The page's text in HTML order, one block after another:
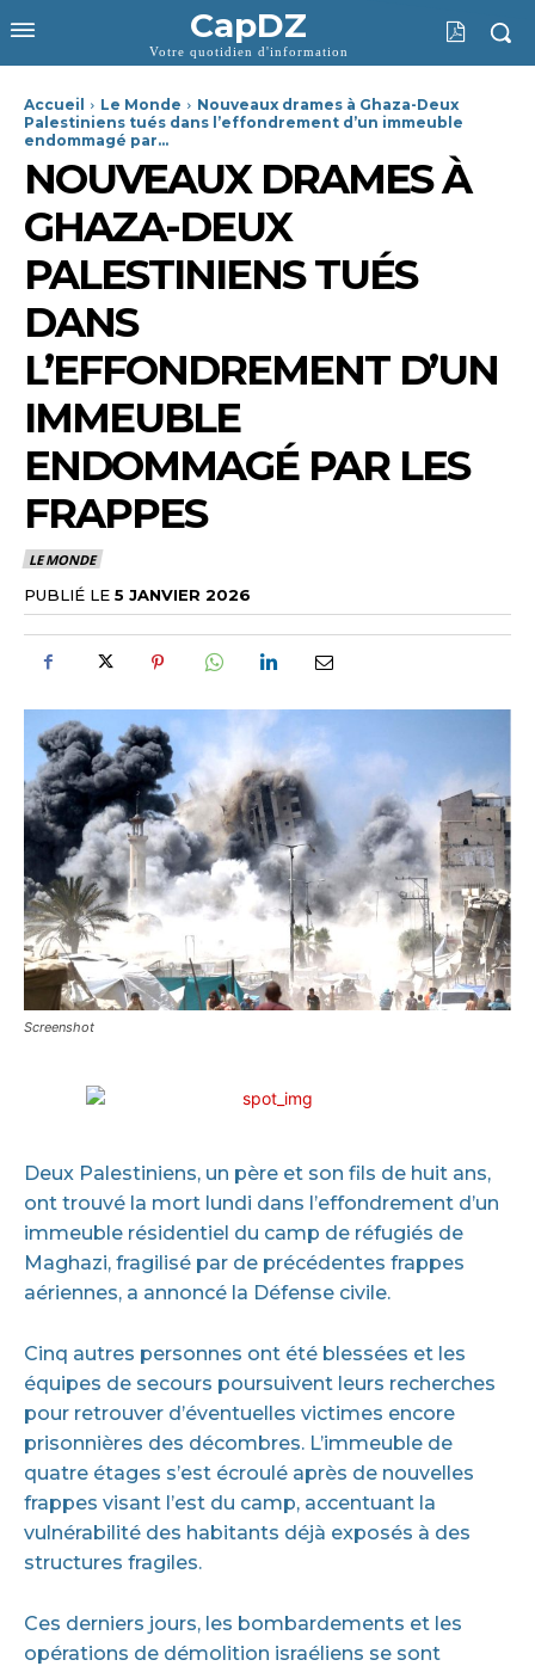
CapDZ
Votre quotidien d'information
Accueil Le Monde
Nouveaux drames à Ghaza-Deux
Palestiniens tués dans l’effondrement d’un immeuble
endommagé par...
NOUVEAUX DRAMES À
GHAZA-DEUX
PALESTINIENS TUÉS
DANS
L’EFFONDREMENT D’UN
IMMEUBLE
ENDOMMAGÉ PAR LES
FRAPPES
LE MONDE
PUBLIÉ LE 5 JANVIER 2026
Screenshot
Deux Palestiniens, un père et son fils de huit ans,
ont trouvé la mort lundi dans l’effondrement d’un
immeuble résidentiel du camp de réfugiés de
Maghazi, fragilisé par de précédentes frappes
aériennes, a annoncé la Défense civile.
Cinq autres personnes ont été blessées et les
équipes de secours poursuivent leurs recherches
pour retrouver d’éventuelles victimes encore
prisonnières des décombres. L’immeuble de
quatre étages s’est écroulé après de nouvelles
frappes visant l’est du camp, accentuant la
vulnérabilité des habitants déjà exposés à des
structures fragiles.
Ces derniers jours, les bombardements et les
opérations de démolition israéliens se sont